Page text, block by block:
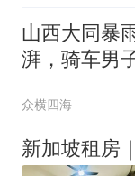
山西大同暴
湃，骑车男
众横四海